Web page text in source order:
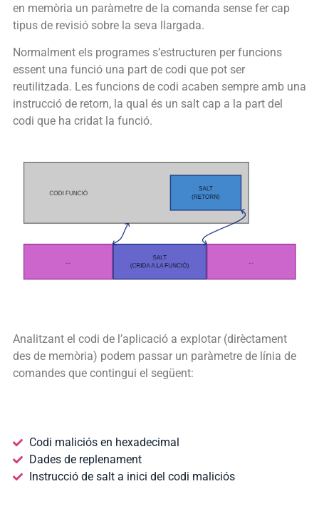
en memòria un paràmetre de la comanda sense fer cap
tipus de revisió sobre la seva llargada.
Normalment els programes s’estructuren per funcions
essent una funció una part de codi que pot ser
reutilitzada. Les funcions de codi acaben sempre amb una
instrucció de retorn, la qual és un salt cap a la part del
codi que ha cridat la funció.
Analitzant el codi de l’aplicació a explotar (dirèctament
des de memòria) podem passar un paràmetre de línia de
comandes que contingui el següent:
Codi maliciós en hexadecimal
Dades de replenament
Instrucció de salt a inici del codi maliciós